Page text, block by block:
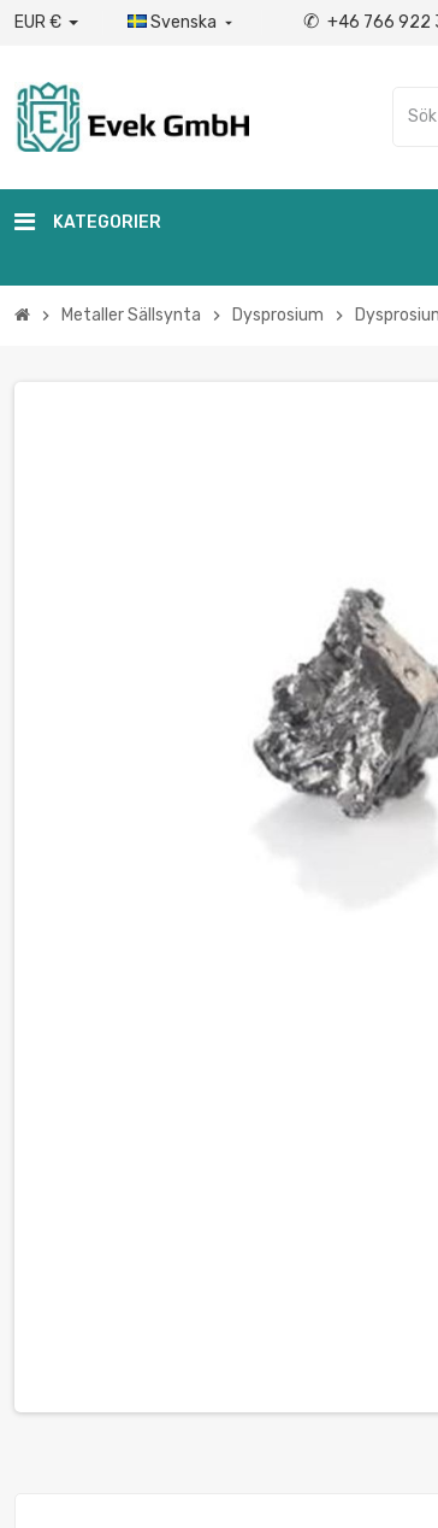
EUR € Svenska  ✆ +46 766 922
KATEGORIER
chevron_right Metaller Sällsynta chevron_right Dysprosium chevron_right